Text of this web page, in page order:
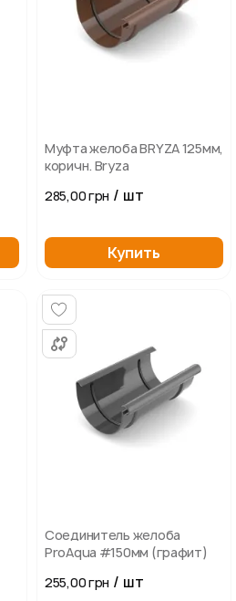
Муфта желоба BRYZA 125мм,
коричн. Bryza
285,00 грн / шт
Купить
Соединитель желоба
ProAqua #150мм (графит)
255,00 грн / шт